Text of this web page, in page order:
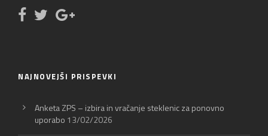
NAJNOVEJŠI PRISPEVKI
Anketa ZPS – izbira in vračanje steklenic za ponovno
uporabo 13/02/2026